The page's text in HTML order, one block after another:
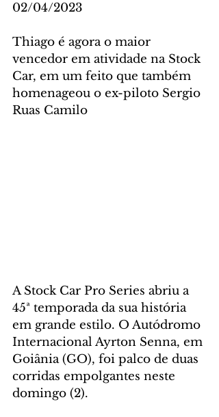
02/04/2023
Thiago é agora o maior
vencedor em atividade na Stock
Car, em um feito que também
homenageou o ex-piloto Sergio
Ruas Camilo
A Stock Car Pro Series abriu a
45ª temporada da sua história
em grande estilo. O Autódromo
Internacional Ayrton Senna, em
Goiânia (GO), foi palco de duas
corridas empolgantes neste
domingo (2).